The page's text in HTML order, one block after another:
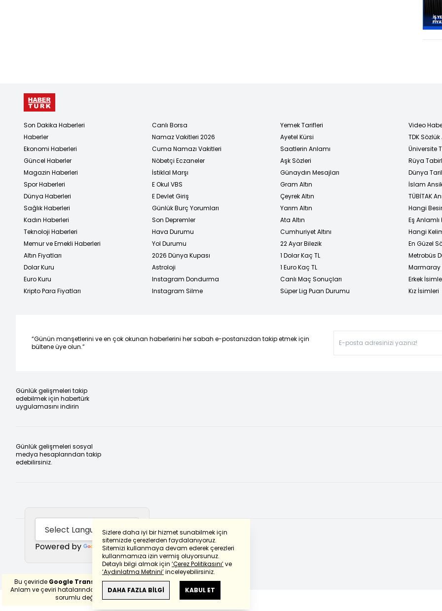
Sizlere daha iyi bir hizmet sunabilmek için
sitemizde çerezlerden faydalanıyoruz.
Sitemizi kullanmaya devam ederek çerezleri
kullanmamıza izin vermiş oluyorsunuz.
Detaylı bilgi almak için ‘Çerez Politikasını’ve
‘Aydınlatma Metnini’inceleyebilirsiniz.
DAHA FAZLA BİLGİ KABUL ET
Son Dakika Haberleri
Haberler
Ekonomi Haberleri
Güncel Haberler
Magazin Haberleri
Spor Haberleri
Dünya Haberleri
Sağlık Haberleri
Kadın Haberleri
Teknoloji Haberleri
Memur ve Emekli Haberleri
Altın Fiyatları
Dolar Kuru
Euro Kuru
Kripto Para Fiyatları
Canlı Borsa
Namaz Vakitleri 2026
Cuma Namazı Vakitleri
Nöbetçi Eczaneler
İstiklal Marşı
E Okul VBS
E Devlet Giriş
Günlük Burç Yorumları
Son Depremler
Hava Durumu
Yol Durumu
2026 Dünya Kupası
Astroloji
Instagram Dondurma
Instagram Silme
Yemek Tarifleri
Ayetel Kürsi
Saatlerin Anlamı
Aşk Sözleri
Günaydın Mesajları
Gram Altın
Çeyrek Altın
Yarım Altın
Ata Altın
Cumhuriyet Altını
22 Ayar Bilezik
1 Dolar Kaç TL
1 Euro Kaç TL
Canlı Maç Sonuçları
Süper Lig Puan Durumu
Video
TDK
Üniversite
Rüya
Dünya
İslam
TÜBİTAK
Hangi
Eş
Hangi
En Güzel
Metrobüs
Marmaray
Erkek
Kız İsimleri
“Günün manşetlerini ve en çok okunan haberlerini her sabah e-postanızdan takip etmek için
bültene üye olun.”
Günlük gelişmeleri takip
edebilmek için habertürk
uygulamasını indirin
Günlük gelişmeleri sosyal
medya hesaplarından takip
edebilirsiniz.
Powered by Translate
Bu çeviride Google Transletekullanılmıştır.
Anlam ve çeviri hatalarından
haberturk.com
sorumlu değildir.